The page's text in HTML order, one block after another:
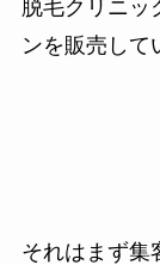
脱毛クリニッ
ンを販売して
それはまず集